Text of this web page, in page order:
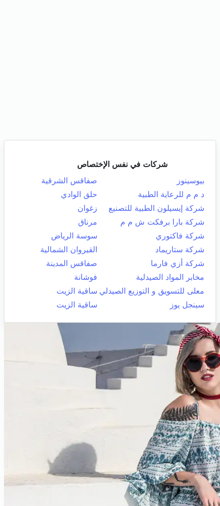
شركات في نفس الإختصاص
بيوسينوز
صفاقس الشرقية
د م م للرعاية الطبية
حلق الوادي
شركة إيسيلون الطبية للتصنيع
زغوان
شركة بارا برفكت ش م م
مرناق
شركة فاكتوري
سوسة الرياض
شركة ستاريماد
القيروان الشمالية
شركة أزي فارما
صفاقس المدينة
مخابر المواد الصيدلية
فوشانة
معلى للتسويق و التوزيع الصيدلي ساقية الزيت
سينجل يوز
ساقية الزيت